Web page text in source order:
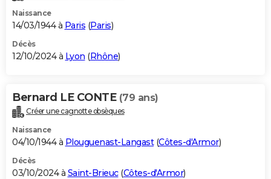
Naissance
14/03/1944 à Paris (Paris)
Décès
12/10/2024 à Lyon (Rhône)
Bernard LE CONTE (79 ans)
Créer une cagnotte obsèques
Naissance
04/10/1944 à Plouguenast-Langast(Côtes-d'Armor)
Décès
03/10/2024 à Saint-Brieuc(Côtes-d'Armor)